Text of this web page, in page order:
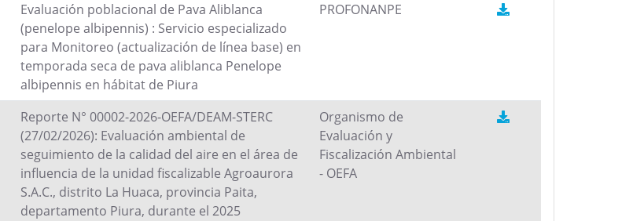
Evaluación poblacional de Pava Aliblanca
(penelope albipennis) : Servicio especializado
para Monitoreo (actualización de línea base) en
temporada seca de pava aliblanca Penelope
albipennis en hábitat de Piura
PROFONANPE
Reporte N° 00002-2026-OEFA/DEAM-STERC
(27/02/2026): Evaluación ambiental de
seguimiento de la calidad del aire en el área de
influencia de la unidad fiscalizable Agroaurora
S.A.C., distrito La Huaca, provincia Paita,
departamento Piura, durante el 2025
Organismo de
Evaluación y
Fiscalización Ambiental
- OEFA